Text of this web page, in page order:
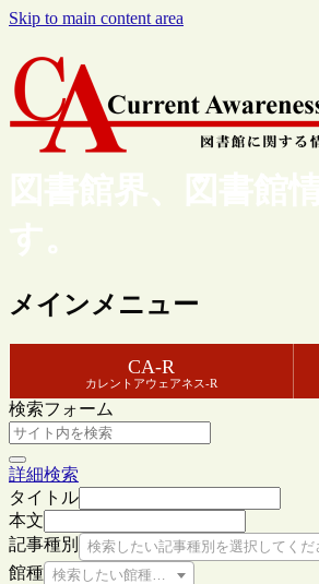
Skip to main content area
図書館界、図書館
す。
メインメニュー
CA-R
カレントアウェアネス-R
検索フォーム
詳細検索
タイトル
本文
記事種別
検索したい記事種別を選択してくだ
館種 検索したい館種を選択してください